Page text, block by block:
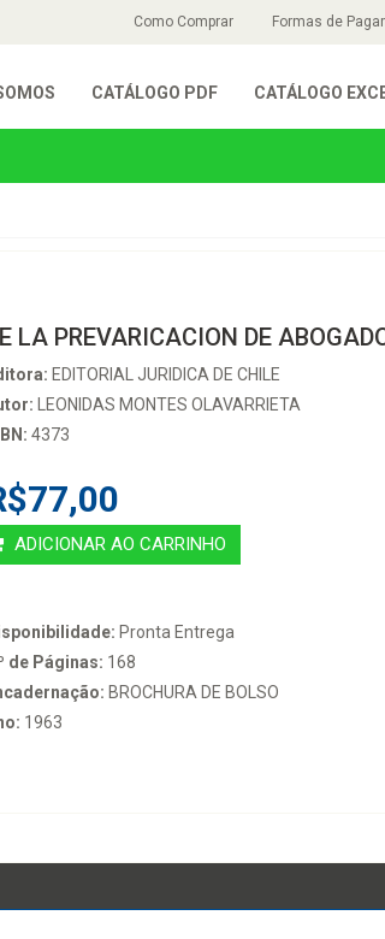
Como Comprar Formas de
CATÁLOGO PDF CATÁLOGO
LA PREVARICACION DE
EDITORIAL JURIDICA DE CHILE
LEONIDAS MONTES OLAVARRIETA
4373
ADICIONAR AO CARRINHO
Pronta Entrega
de Páginas: 168
BROCHURA DE BOLSO
1963